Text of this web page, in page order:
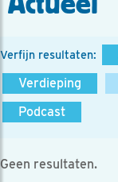
Verfijn resultaten:
Verdieping
Podcast
Geen resultaten.